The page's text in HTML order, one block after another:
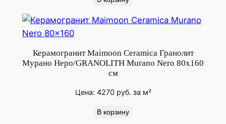
Керамогранит Maimoon Ceramica Гранолит
Мурано Неро/GRANOLITH Murano Nero 80x160
см
Цена: 4270 руб. за м²
В корзину